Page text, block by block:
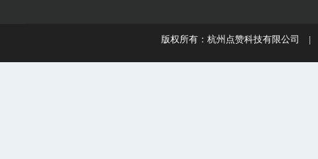
版权所有：杭州点赞科技有限公司